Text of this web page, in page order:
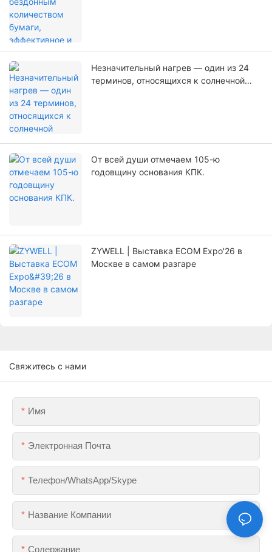
Незначительный нагрев — один из 24
терминов, относящихся к солнечной
От всей души отмечаем 105-ю
годовщину основания КПК.
ZYWELL | Выставка ECOM Expo'26 в
Москве в самом разгаре
Свяжитесь с нами
Имя
Электронная Почта
Телефон/WhatsApp/Skype
Название Компании
Содержание